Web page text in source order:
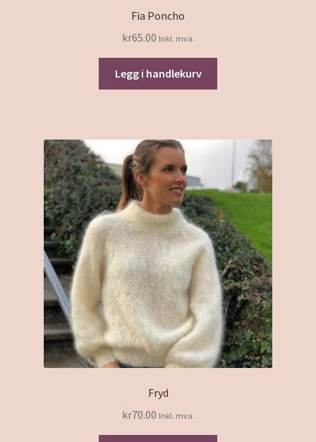
Fia Poncho
kr65.00 Inkl. mva.
Legg i handlekurv
Fryd
kr70.00 Inkl. mva.